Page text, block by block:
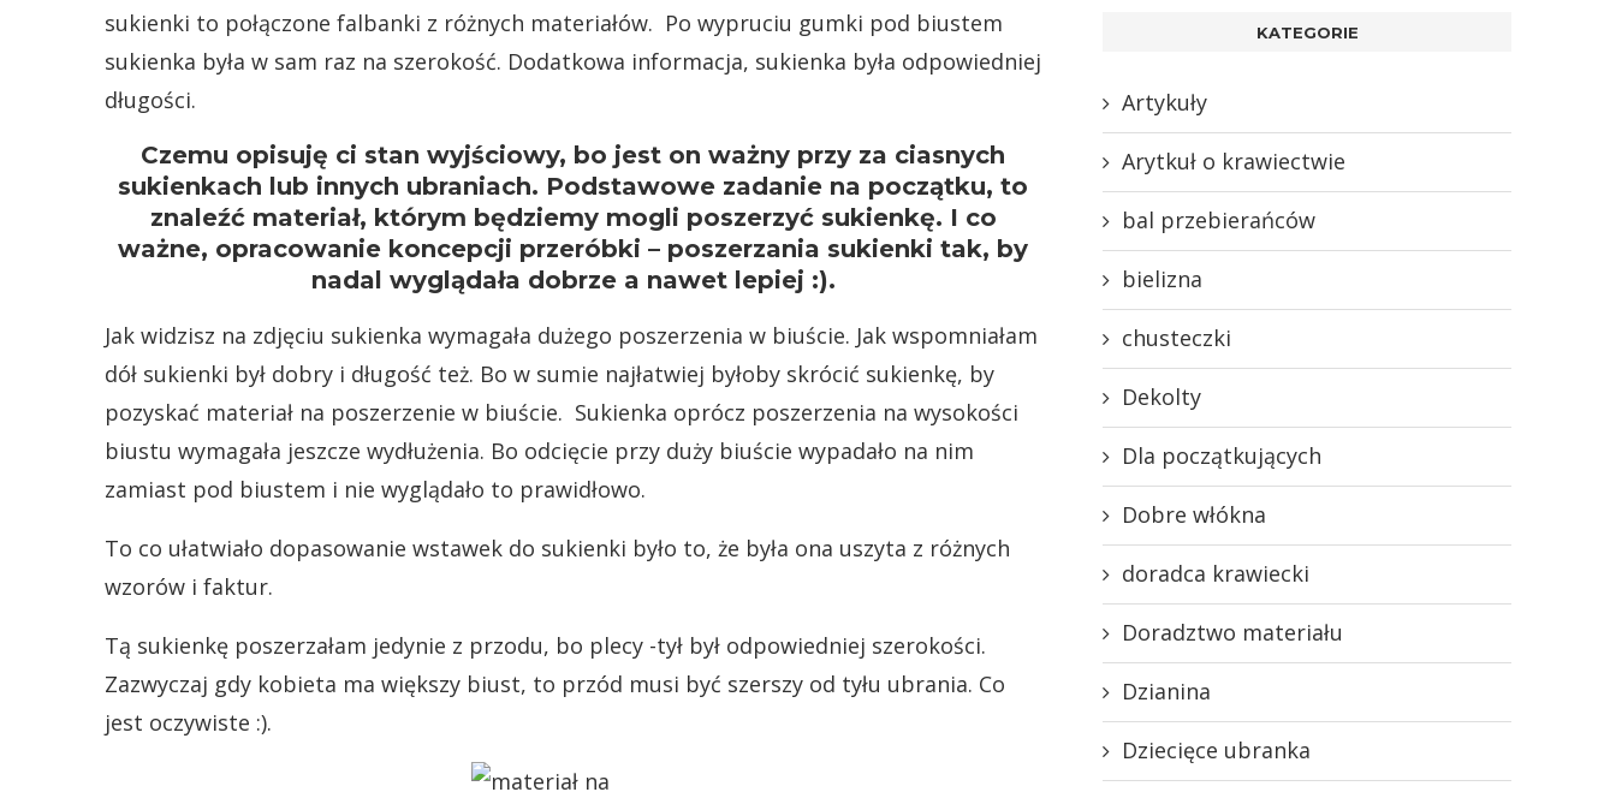
sukienki to połączone falbanki z różnych materiałów. Po wypruciu gumki pod biustem
sukienka była w sam raz na szerokość. Dodatkowa informacja, sukienka była odpowiedniej
długości.
Czemu opisuję ci stan wyjściowy, bo jest on ważny przy za ciasnych
sukienkach lub innych ubraniach. Podstawowe zadanie na początku, to
znaleźć materiał, którym będziemy mogli poszerzyć sukienkę. I co
ważne, opracowanie koncepcji przeróbki – poszerzania sukienki tak, by
nadal wyglądała dobrze a nawet lepiej :).
Jak widzisz na zdjęciu sukienka wymagała dużego poszerzenia w biuście. Jak wspomniałam
dół sukienki był dobry i długość też. Bo w sumie najłatwiej byłoby skrócić sukienkę, by
pozyskać materiał na poszerzenie w biuście. Sukienka oprócz poszerzenia na wysokości
biustu wymagała jeszcze wydłużenia. Bo odcięcie przy duży biuście wypadało na nim
zamiast pod biustem i nie wyglądało to prawidłowo.
To co ułatwiało dopasowanie wstawek do sukienki było to, że była ona uszyta z różnych
wzorów i faktur.
Tą sukienkę poszerzałam jedynie z przodu, bo plecy -tył był odpowiedniej szerokości.
Zazwyczaj gdy kobieta ma większy biust, to przód musi być szerszy od tyłu ubrania. Co
jest oczywiste :).
KATEGORIE
Artykuły
Arytkuł o krawiectwie
bal przebierańców
bielizna
chusteczki
Dekolty
Dla początkujących
Dobre włókna
doradca krawiecki
Doradztwo materiału
Dzianina
Dziecięce ubranka